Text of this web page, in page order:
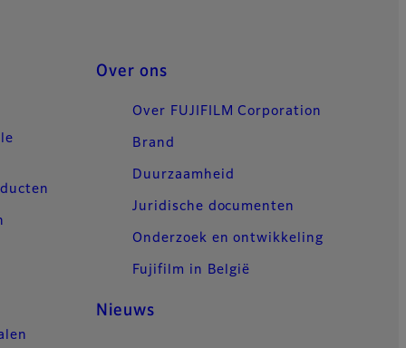
Over ons
Over FUJIFILM Corporation
Brand
Duurzaamheid
Juridische documenten
Onderzoek en ontwikkeling
Fujifilm in België
Nieuws